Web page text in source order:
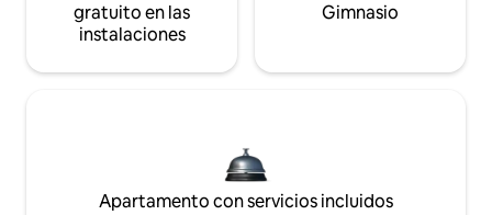
gratuito en las
instalaciones
Gimnasio
Apartamento con servicios incluidos